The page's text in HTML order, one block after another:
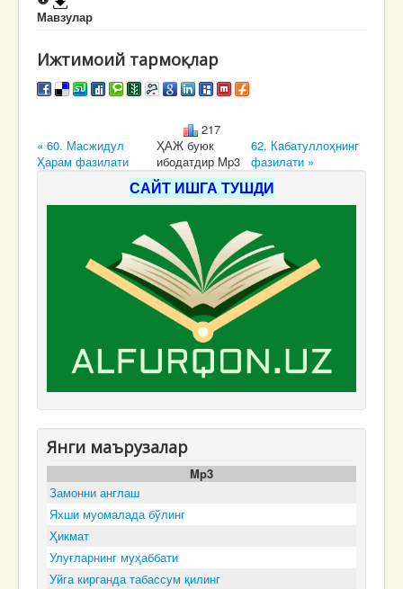
Мавзулар
Ижтимоий тармоқлар
217
« 60. Масжидул
Ҳарам фазилати
ҲАЖ буюк
ибодатдир Mp3
62. Кабатуллоҳнинг
фазилати »
САЙТ ИШГА ТУШДИ
Янги маърузалар
Mp3
Замонни англаш
Яхши муомалада бўлинг
Ҳикмат
Улуғларнинг муҳаббати
Уйга кирганда табассум қилинг